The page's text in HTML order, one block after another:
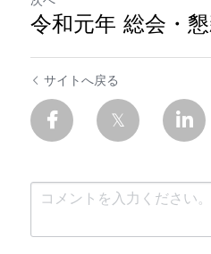
令和元年 総会・
サイトへ戻る